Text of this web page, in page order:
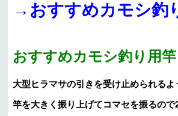
→おすすめカモシ釣
おすすめカモシ釣り 用竿
大型ヒラマサの引きを受け止められる
竿を大きく振り上げてコマセを振るので